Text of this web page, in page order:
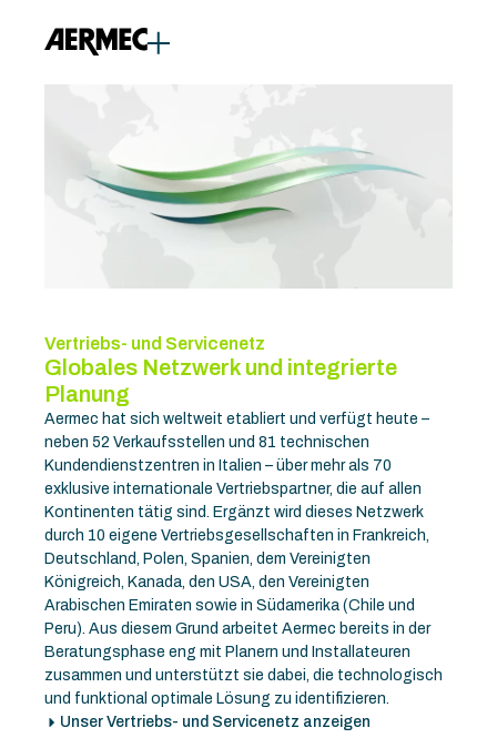
Vertriebs- und Servicenetz
Globales Netzwerk und integrierte
Planung
Aermec hat sich weltweit etabliert und verfügt heute –
neben 52 Verkaufsstellen und 81 technischen
Kundendienstzentren in Italien – über mehr als 70
exklusive internationale Vertriebspartner, die auf allen
Kontinenten tätig sind. Ergänzt wird dieses Netzwerk
durch 10 eigene Vertriebsgesellschaften in Frankreich,
Deutschland, Polen, Spanien, dem Vereinigten
Königreich, Kanada, den USA, den Vereinigten
Arabischen Emiraten sowie in Südamerika (Chile und
Peru). Aus diesem Grund arbeitet Aermec bereits in der
Beratungsphase eng mit Planern und Installateuren
zusammen und unterstützt sie dabei, die technologisch
und funktional optimale Lösung zu identifizieren.
Unser Vertriebs- und Servicenetz anzeigen